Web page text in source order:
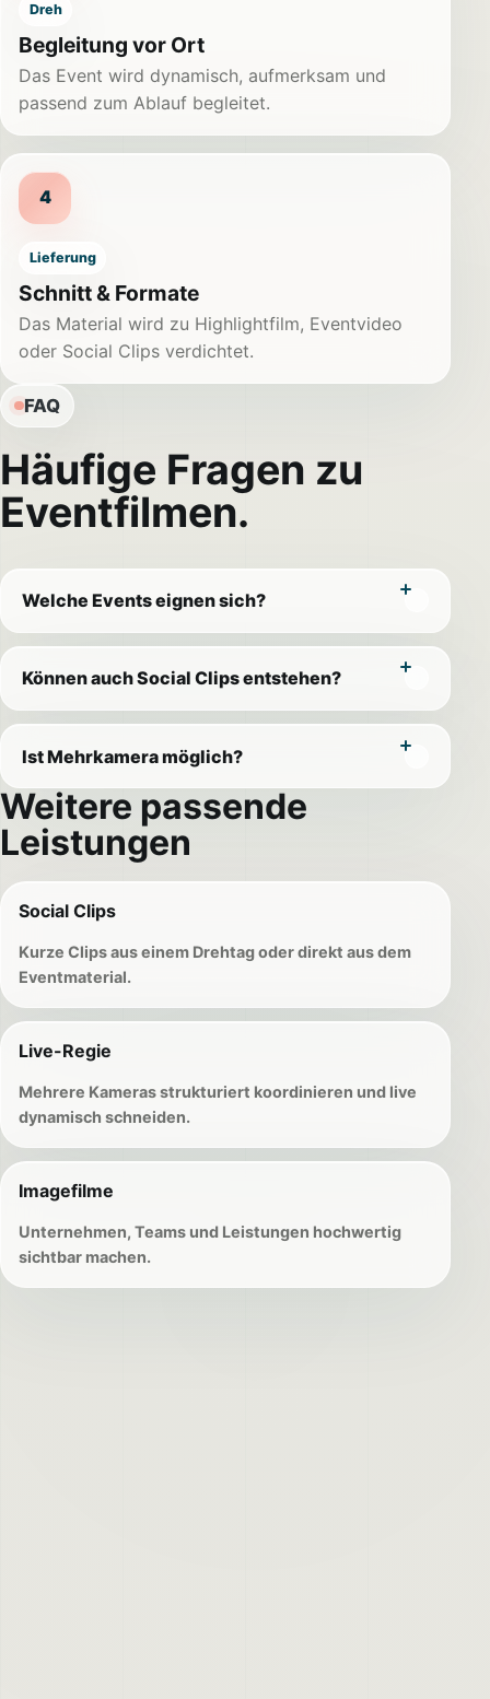
Dreh
Begleitung vor Ort
Das Event wird dynamisch, aufmerksam und
passend zum Ablauf begleitet.
4
Lieferung
Schnitt & Formate
Das Material wird zu Highlightfilm, Eventvideo
oder Social Clips verdichtet.
FAQ
Häufige Fragen zu
Eventfilmen.
Welche Events eignen sich?
Können auch Social Clips entstehen?
Ist Mehrkamera möglich?
Weitere passende
Leistungen
Social Clips
Kurze Clips aus einem Drehtag oder direkt aus dem
Eventmaterial.
Live-Regie
Mehrere Kameras strukturiert koordinieren und live
dynamisch schneiden.
Imagefilme
Unternehmen, Teams und Leistungen hochwertig
sichtbar machen.